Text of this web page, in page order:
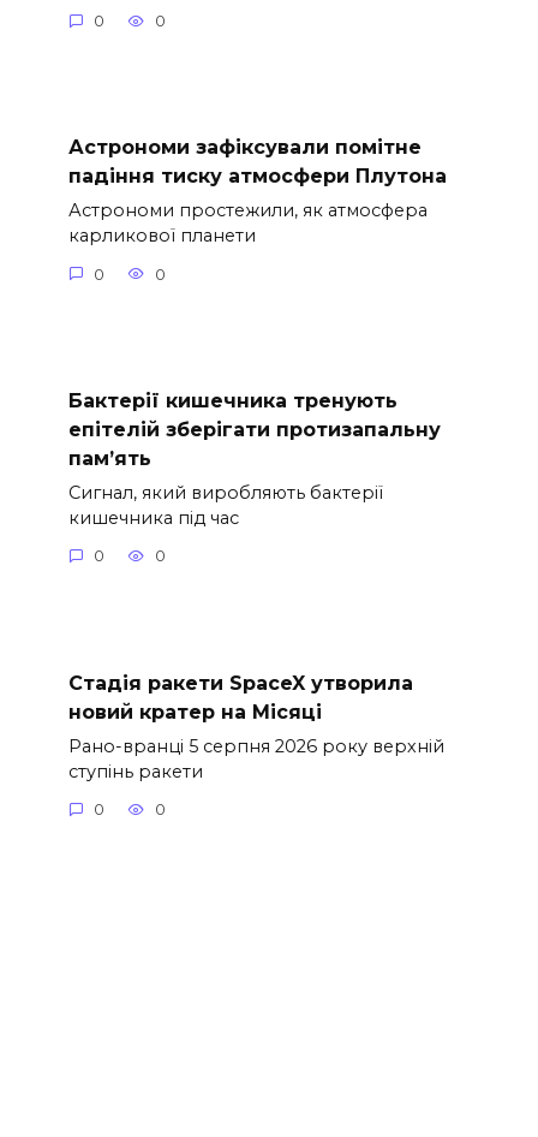
0 0
Астрономи зафіксували помітне
падіння тиску атмосфери Плутона
Астрономи простежили, як атмосфера
карликової планети
0 0
Бактерії кишечника тренують
епітелій зберігати протизапальну
пам’ять
Сигнал, який виробляють бактерії
кишечника під час
0 0
Стадія ракети SpaceX утворила
новий кратер на Місяці
Рано-вранці 5 серпня 2026 року верхній
ступінь ракети
0 0